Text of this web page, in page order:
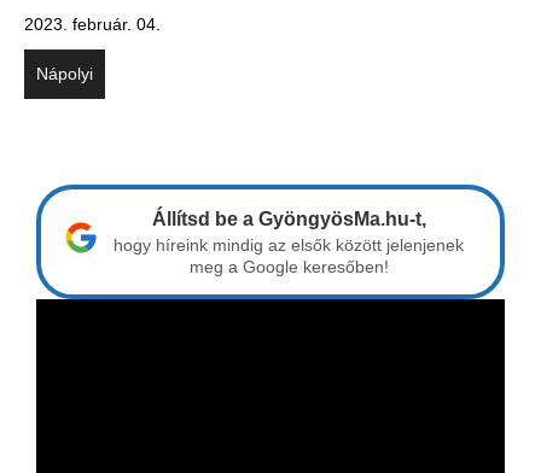
2023. február. 04.
Nápolyi
Állítsd be a GyöngyösMa.hu-t,
hogy híreink mindig az elsők között jelenjenek
meg a Google keresőben!